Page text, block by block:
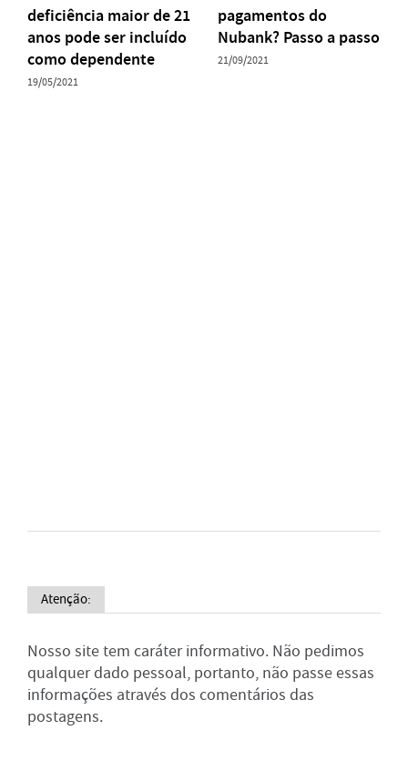
deficiência maior de 21
anos pode ser incluído
como dependente
19/05/2021
pagamentos do
Nubank? Passo a passo
21/09/2021
Atenção:
Nosso site tem caráter informativo. Não pedimos
qualquer dado pessoal, portanto, não passe essas
informações através dos comentários das
postagens.